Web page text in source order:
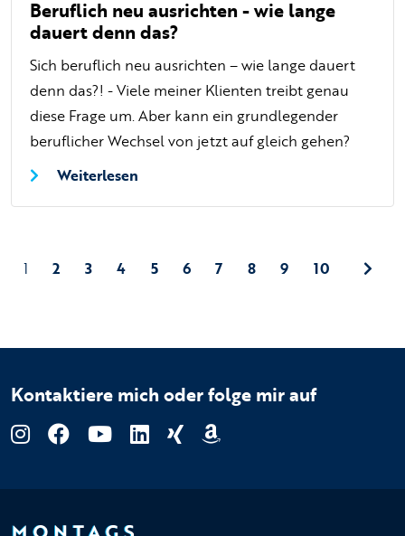
Beruflich neu ausrichten - wie lange
dauert denn das?
Sich beruflich neu ausrichten – wie lange dauert
denn das?! - Viele meiner Klienten treibt genau
diese Frage um. Aber kann ein grundlegender
beruflicher Wechsel von jetzt auf gleich gehen?
Weiterlesen
1 2 3 4 5 6 7 8 9 10
Kontaktiere mich oder folge mir auf